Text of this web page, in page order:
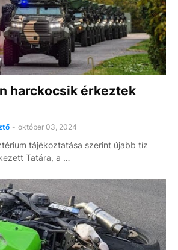
harckocsik érkeztek
- október 03, 2024
tájékoztatása szerint újabb tíz
Tatára, a …